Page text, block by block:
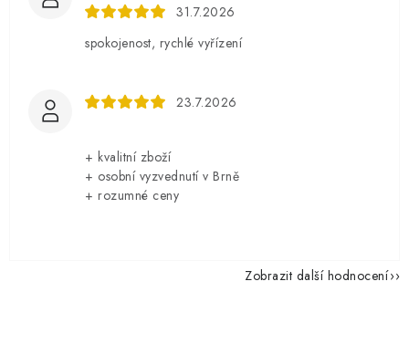
31.7.2026
spokojenost, rychlé vyřízení
23.7.2026
+ kvalitní zboží
+ osobní vyzvednutí v Brně
+ rozumné ceny
Zobrazit další hodnocení